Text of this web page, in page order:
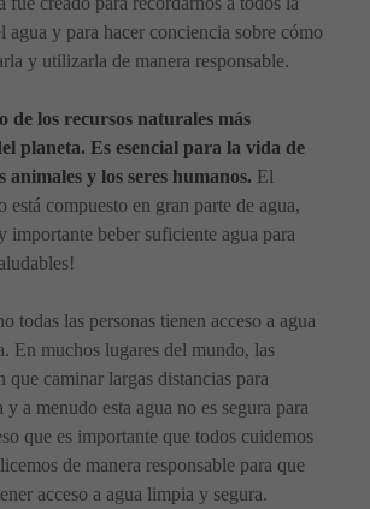
agua y para hacer conciencia sobre cómo
y utilizarla de manera responsable.
de los recursos naturales más
planeta. Es esencial para la vida de
animales y los seres humanos. El
está compuesto en gran parte de agua,
importante beber suficiente agua para
todas las personas tienen acceso a agua
En muchos lugares del mundo, las
que caminar largas distancias para
y a menudo esta agua no es segura para
que es importante que todos cuidemos
de manera responsable para que
acceso a agua limpia y segura.